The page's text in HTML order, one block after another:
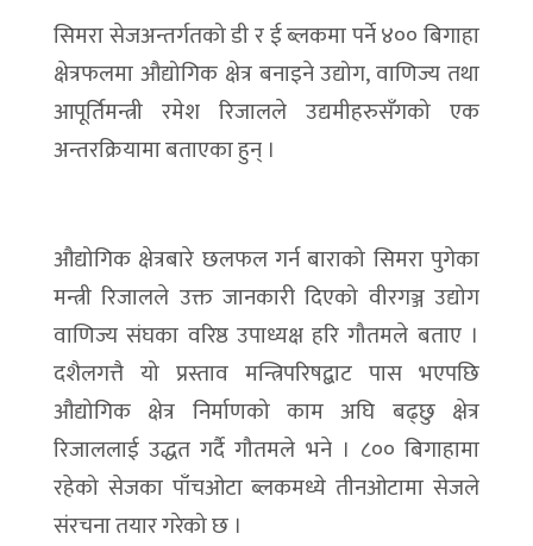
सिमरा सेजअन्तर्गतको डी र ई ब्लकमा पर्ने ४०० बिगाहा
क्षेत्रफलमा औद्योगिक क्षेत्र बनाइने उद्योग, वाणिज्य तथा
आपूर्तिमन्त्री रमेश रिजालले उद्यमीहरुसँगको एक
अन्तरक्रियामा बताएका हुन् ।
औद्योगिक क्षेत्रबारे छलफल गर्न बाराको सिमरा पुगेका
मन्त्री रिजालले उक्त जानकारी दिएको वीरगञ्ज उद्योग
वाणिज्य संघका वरिष्ठ उपाध्यक्ष हरि गौतमले बताए ।
दशैलगत्तै यो प्रस्ताव मन्त्रिपरिषद्बाट पास भएपछि
औद्योगिक क्षेत्र निर्माणको काम अघि बढ्छु क्षेत्र
रिजाललाई उद्धत गर्दै गौतमले भने । ८०० बिगाहामा
रहेको सेजका पाँचओटा ब्लकमध्ये तीनओटामा सेजले
संरचना तयार गरेको छ ।